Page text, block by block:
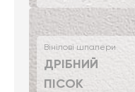
Вінілові шпалери
ДРІБНИЙ
ПІСОК